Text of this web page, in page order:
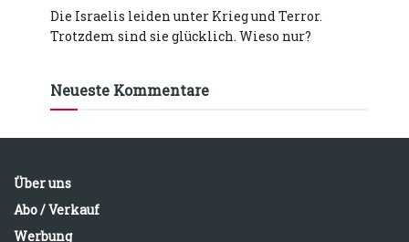
Die Israelis leiden unter Krieg und Terror.
Trotzdem sind sie glücklich. Wieso nur?
Neueste Kommentare
Über uns
Abo / Verkauf
Werbung